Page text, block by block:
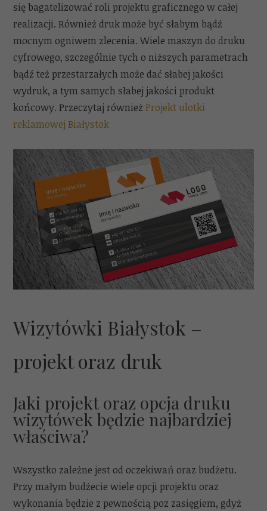
się bagatelizować roli projektu graficznego w całej
realizacji. Również druk może być słabym bądź
mocnym ogniwem zlecenia. Wiele maszyn do druku
cyfrowego, szczególnie tych o niższych parametrach
bądź też przestarzałych może dać słabej jakości
wydruk, a tym samych słabej jakości produkt
końcowy. Przeczytaj równieżProjekt ulotki
reklamowej Białystok
Wizytówki Białystok –
projekt oraz druk
Jaki projekt oraz opcja druku
wizytówek będzie najbardziej
właściwa?
Wszystko zależne jest od oczekiwań oraz budżetu.
Przy małym budżecie wiele opcji projektu oraz
wykonania będzie z pewnością poz zasięgiem, gdyż